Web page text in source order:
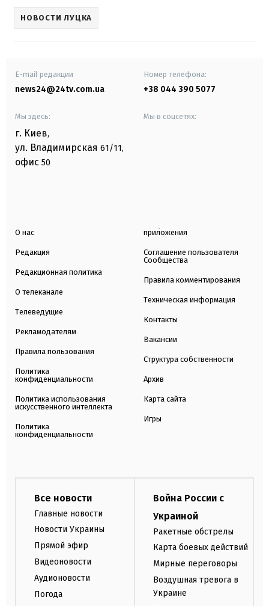
НОВОСТИ ЛУЦКА
E-mail редакции
news24@24tv.com.ua
Номер телефона:
+38 044 390 5077
Мы здесь:
г. Киев,
ул. Владимирская 61/11,
офис 50
Мы в соцсетях:
О нас
Редакция
Редакционная политика
О телеканале
Телеведущие
Рекламодателям
Правила пользования
Политика
конфиденциальности
Политика использования
искусственного интеллекта
Политика
конфиденциальности
приложения
Соглашение пользователя
Сообщества
Правила комментирования
Техническая информация
Контакты
Вакансии
Структура собственности
Архив
Карта сайта
Игры
Все новости
Главные новости
Новости Украины
Прямой эфир
Видеоновости
Аудионовости
Погода
Война России с
Украиной
Ракетные обстрелы
Карта боевых действий
Мирные переговоры
Воздушная тревога в
Украине